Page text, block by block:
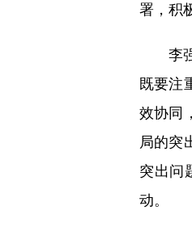
署，积
李强
既要注
效协同
局的突
突出问
动。